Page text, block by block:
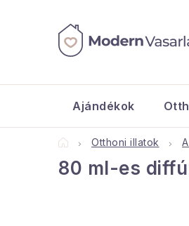
tartalomhoz
Ajándékok
KezdőlapOtthoni illatok
80 ml-es